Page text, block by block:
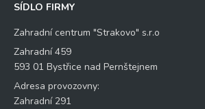
SÍDLO FIRMY
Zahradní centrum "Strakovo" s.r.o
Zahradní 459
593 01 Bystřice nad Pernštejnem
Adresa provozovny:
Zahradní 291